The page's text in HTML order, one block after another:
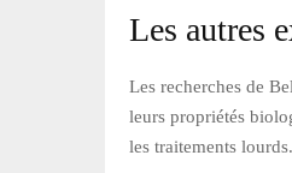
Les autres
Les recherches de
leurs propriétés
les traitements lourds.